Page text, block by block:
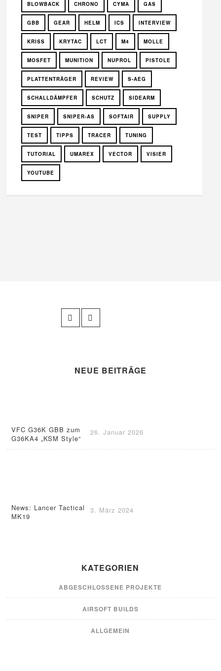
BLOWBACK CHRONO CYMA GAS
GBB GEAR HELM ICS INTERVIEW
KRISS KRYTAC LCT M4 MOLLE
MOSFET MUNITION NUPROL PISTOLE
PLATTENTRÄGER REVIEW S-AEG
SCHALLDÄMPFER SCHUTZ SIDEARM
SNIPER SNIPER-AS SOFTAIR SUPPLY
TEST TIPPS TRACER TUNING
TUTORIAL UMAREX VECTOR VISIER
YOUTUBE
NEUE BEITRÄGE
VFC G36K GBB zum
G36KA4 „KSM Style“
26. Januar 2026
News: Lancer Tactical
MK19
3. März 2024
KATEGORIEN
ABGESCHLOSSENE PROJEKTE
AIRSOFT BUILDS
ALLGEMEIN